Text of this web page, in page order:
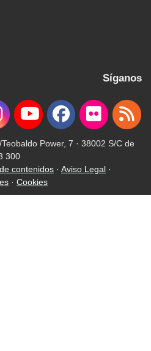
Síganos
Teobaldo Power, 7 · 38002 S/C de
300
contenidos · Aviso Legal ·
· Cookies